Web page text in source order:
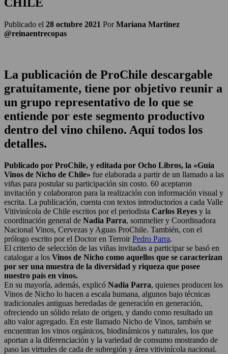
Publicado el 28 octubre 2021 PorMariana Martinez
@reinaentrecopas
La publicación de ProChile descargable
gratuitamente, tiene por objetivo reunir a
un grupo representativo de lo que se
entiende por este segmento productivo
dentro del vino chileno. Aquí todos los
detalles.
Publicado por ProChile, y editada por Ocho Libros, la «Guía
Vinos de Nicho de Chile» fue elaborada a partir de un llamado a las
viñas para postular su participación sin costo. 60 aceptaron
invitación y colaboraron para la realización con información visual y
escrita. La publicación, cuenta con textos introductorios a cada Valle
Vitivinícola de Chile escritos por el periodista Carlos Reyes y la
coordinación general de Nadia Parra, sommelier y Coordinadora
Nacional Vinos, Cervezas y Aguas ProChile. También, con el
prólogo escrito por el Doctor en TerroirPedro Parra.
El criterio de selección de las viñas invitadas a participar se basó en
catalogar a los Vinos de Nicho como aquellos que se caracterizan
por ser una muestra de la diversidad y riqueza que posee
nuestro país en vinos.
En su mayoría, además, explicó Nadia Parra, quienes producen los
Vinos de Nicho lo hacen a escala humana, algunos bajo técnicas
tradicionales antiguas heredadas de generación en generación,
ofreciendo un sólido relato de origen, y dando como resultado un
alto valor agregado. En este llamado Nicho de Vinos, también se
encuentran los vinos orgánicos, biodinámicos y naturales, los que
aportan a la diferenciación y la variedad de consumo mostrando de
paso las virtudes de cada de subregión y área vitivinícola nacional.